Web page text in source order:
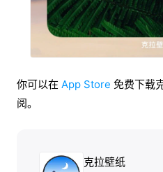
你可以在 App Store 免费下载
阅。
克拉壁纸